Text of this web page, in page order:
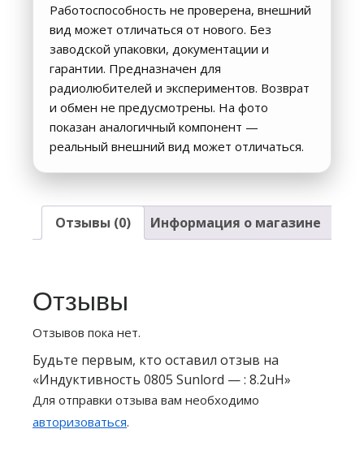
Работоспособность не проверена, внешний
вид может отличаться от нового. Без
заводской упаковки, документации и
гарантии. Предназначен для
радиолюбителей и экспериментов. Возврат
и обмен не предусмотрены. На фото
показан аналогичный компонент —
реальный внешний вид может отличаться.
Отзывы (0) Информация о магазине
Отзывы
Отзывов пока нет.
Будьте первым, кто оставил отзыв на
«Индуктивность 0805 Sunlord — : 8.2uH»
Для отправки отзыва вам необходимо
авторизоваться.